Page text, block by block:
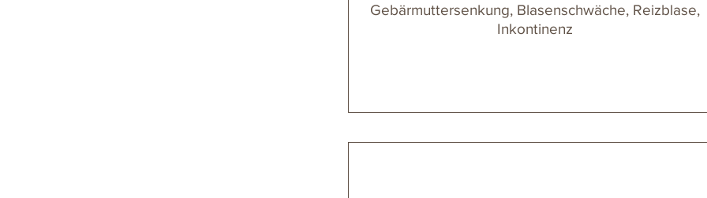
Gebärmuttersenkung, Blasenschwäche, Reizblase,
Inkontinenz